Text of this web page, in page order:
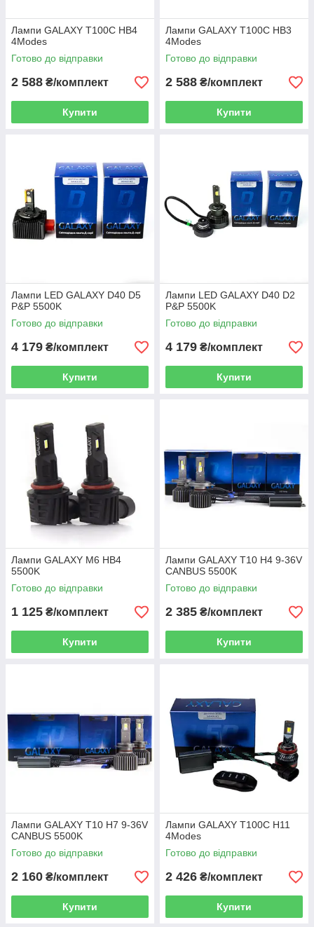
Лампи GALAXY T100С HB4
4Modes
Готово до відправки
2 588 ₴/комплект
Купити
Лампи GALAXY T100С HB3
4Modes
Готово до відправки
2 588 ₴/комплект
Купити
Лампи LED GALAXY D40 D5
P&P 5500K
Готово до відправки
4 179 ₴/комплект
Купити
Лампи LED GALAXY D40 D2
P&P 5500K
Готово до відправки
4 179 ₴/комплект
Купити
Лампи GALAXY M6 HB4
5500K
Готово до відправки
1 125 ₴/комплект
Купити
Лампи GALAXY T10 H4 9-36V
CANBUS 5500K
Готово до відправки
2 385 ₴/комплект
Купити
Лампи GALAXY T10 H7 9-36V
CANBUS 5500K
Готово до відправки
2 160 ₴/комплект
Купити
Лампи GALAXY T100С H11
4Modes
Готово до відправки
2 426 ₴/комплект
Купити